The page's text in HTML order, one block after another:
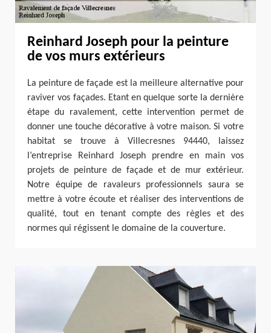
Reinhard Joseph pour la peinture
de vos murs extérieurs
La peinture de façade est la meilleure alternative pour
raviver vos façades. Etant en quelque sorte la dernière
étape du ravalement, cette intervention permet de
donner une touche décorative à votre maison. Si votre
habitat se trouve à Villecresnes 94440, laissez
l’entreprise Reinhard Joseph prendre en main vos
projets de peinture de façade et de mur extérieur.
Notre équipe de ravaleurs professionnels saura se
mettre à votre écoute et réaliser des interventions de
qualité, tout en tenant compte des règles et des
normes qui régissent le domaine de la couverture.